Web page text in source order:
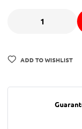
ADD TO WISHLIST